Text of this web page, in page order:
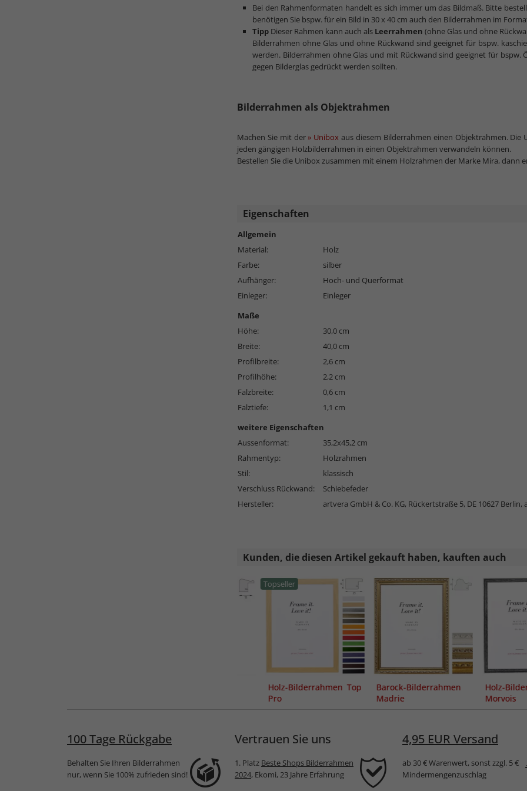
Bei den Rahmenformaten handelt es sich immer um das Bildmaß. Bitte
benötigen Sie bspw. für ein Bild in 30 x 40 cm auch den Bilderrahmen im
Tipp Dieser Rahmen kann auch als Leerrahmen (ohne Glas und ohne
Bilderrahmen ohne Glas und ohne Rückwand sind geeignet für bspw.
werden. Bilderrahmen ohne Glas und mit Rückwand sind geeignet für bspw.
gegen Bilderglas gedrückt werden sollten.
Bilderrahmen als Objektrahmen
Machen Sie mit der» Unibox aus diesem Bilderrahmen einen Objektrahmen.
jeden gängigen Holzbilderrahmen in einen Objektrahmen verwandeln können.
Bestellen Sie die Unibox zusammen mit einem Holzrahmen der Marke Mira, dann
Eigenschaften
Allgemein
Material:
Holz
Farbe:
silber
Aufhänger:
Hoch- und Querformat
Einleger:
Einleger
Maße
Höhe:
30,0 cm
Breite:
40,0 cm
Profilbreite:
2,6 cm
Profilhöhe:
2,2 cm
Falzbreite:
0,6 cm
Falztiefe:
1,1 cm
weitere Eigenschaften
Aussenformat:
35,2x45,2 cm
Rahmentyp:
Holzrahmen
Stil:
klassisch
Verschluss Rückwand:
Schiebefeder
Hersteller:
artvera GmbH & Co. KG, Rückertstraße 5, DE 10627 Berlin,
Kunden, die diesen Artikel gekauft haben, kauften auch
Topseller
Holz-Bilderrahmen Top
Pro
Barock-Bilderrahmen
Madrie
Holz-
Morvois
100 Tage Rückgabe
Behalten Sie Ihren Bilderrahmen
nur, wenn Sie 100% zufrieden sind!
Vertrauen Sie uns
1. Platz Beste Shops Bilderrahmen
2024, Ekomi, 23 Jahre Erfahrung
4,95 EUR Versand
ab 30 € Warenwert, sonst zzgl. 5 €
Mindermengenzuschlag